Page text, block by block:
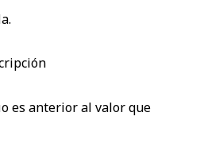
es anterioral valor que